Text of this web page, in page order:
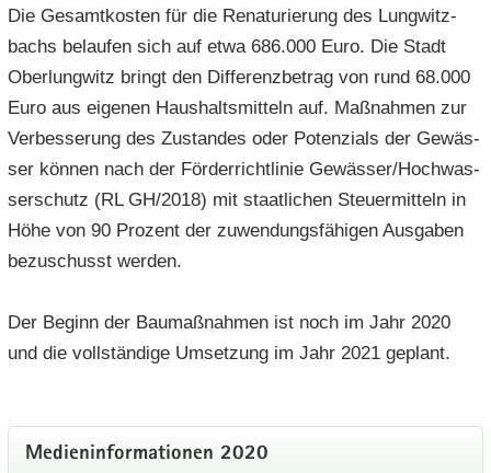
Die Ge­samt­kos­ten für die Re­na­tu­rie­rung des Lung­witz­
bachs be­lau­fen sich auf etwa 686.000 Euro. Die Stadt
Ober­lung­witz bringt den Dif­fe­renz­be­trag von rund 68.000
Euro aus ei­ge­nen Haus­halts­mit­teln auf. Maß­nah­men zur
Ver­bes­se­rung des Zu­stan­des oder Po­ten­zi­als der Ge­wäs­
ser kön­nen nach der För­der­richt­li­nie Ge­wäs­ser/Hoch­was­
ser­schutz (RL GH/2018) mit staat­li­chen Steu­er­mit­teln in
Höhe von 90 Pro­zent der zu­wen­dungs­fä­hi­gen Aus­ga­ben
be­zu­schusst wer­den.
Der Be­ginn der Bau­maß­nah­men ist noch im Jahr 2020
und die voll­stän­di­ge Um­set­zung im Jahr 2021 ge­plant.
Me­di­en­in­for­ma­tio­nen 2020